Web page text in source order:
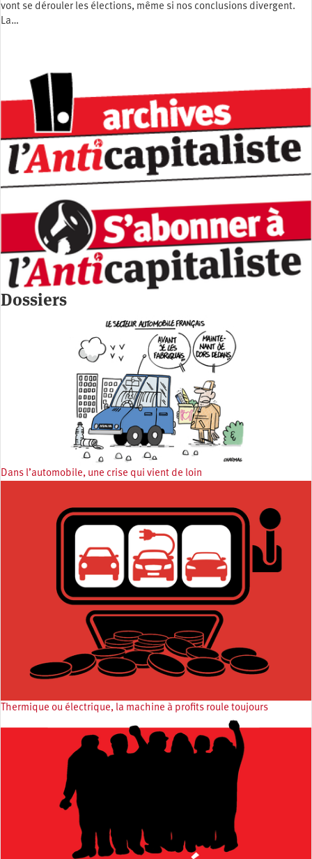
vont se dérouler les élections, même si nos conclusions divergent.
La…
Dossiers
Dans l’automobile, une crise qui vient de loin
Thermique ou électrique, la machine à profits roule toujours